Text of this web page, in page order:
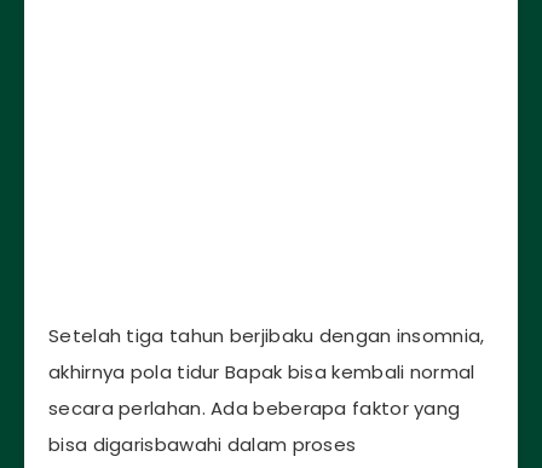
Setelah tiga tahun berjibaku dengan insomnia,
akhirnya pola tidur Bapak bisa kembali normal
secara perlahan. Ada beberapa faktor yang
bisa digarisbawahi dalam proses